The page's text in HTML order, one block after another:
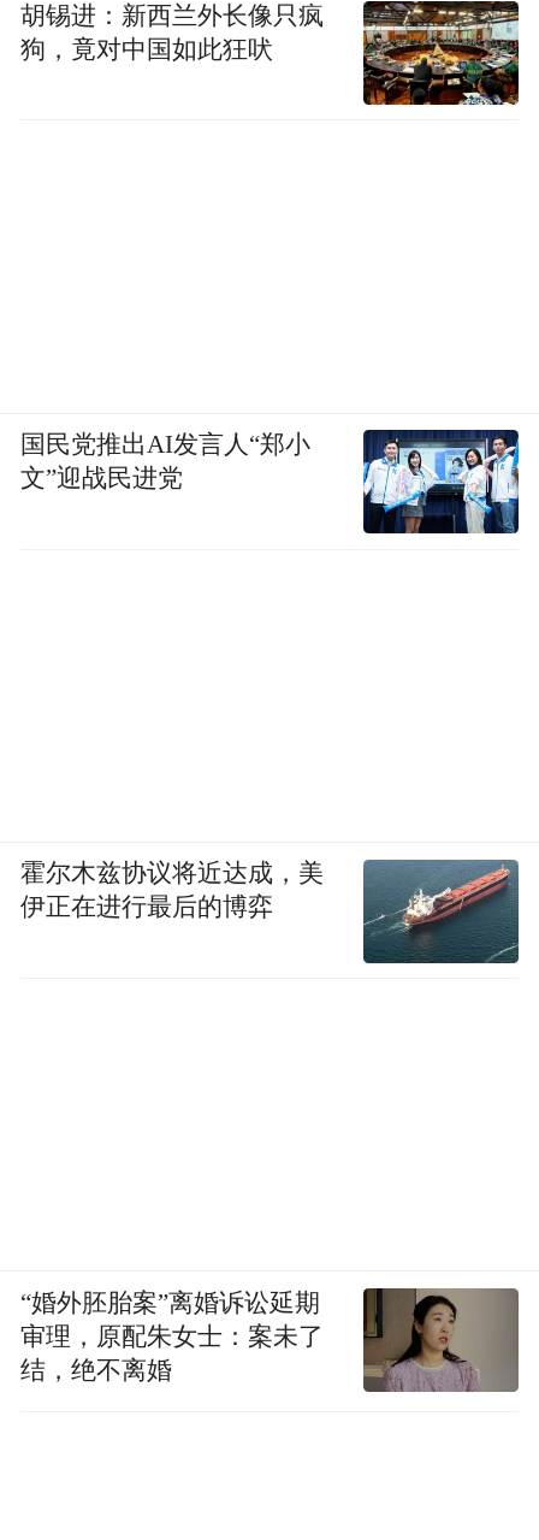
胡锡进：新西兰外长像只疯
狗，竟对中国如此狂吠
国民党推出AI发言人“郑小
文”迎战民进党
霍尔木兹协议将近达成，美
伊正在进行最后的博弈
“婚外胚胎案”离婚诉讼延期
审理，原配朱女士：案未了
结，绝不离婚